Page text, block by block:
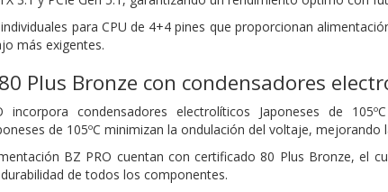
para CPU de 4+4 pines que proporcionan
más exigentes.
Plus Bronze con condensadores
condensadores electrolíticos Japoneses de
de 105ºC minimizan la ondulación del voltaje,
BZ PRO cuentan con certificado 80 Plus Bronze, el
de todos los componentes.